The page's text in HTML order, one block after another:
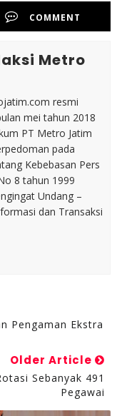
COMMENT
Metro
resmi
mei tahun 2018
PT Metro Jatim
pada
Kebebasan Pers
8 tahun 1999
Undang –
dan Transaksi
Pengaman Ekstra
Older Article
Sebanyak 491
Pegawai